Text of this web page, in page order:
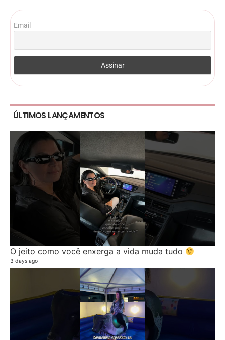
Email
ÚLTIMOS LANÇAMENTOS
O jeito como você enxerga a vida muda tudo
3 days ago